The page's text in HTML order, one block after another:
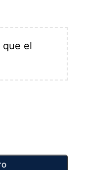
que el